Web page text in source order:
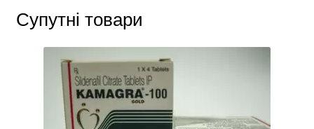
Супутні товари